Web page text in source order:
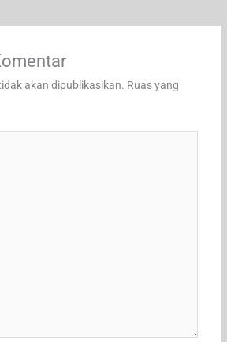
akan dipublikasikan. Ruas yang